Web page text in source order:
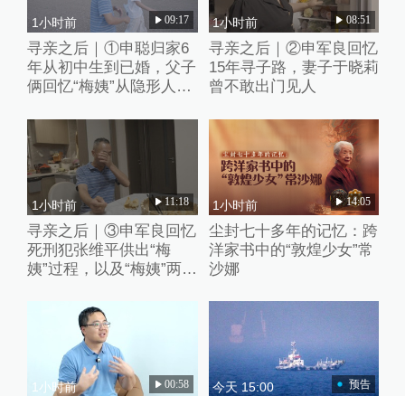
1小时前 09:17
寻亲之后｜①申聪归家6
年从初中生到已婚，父子
俩回忆“梅姨”从隐形人
1小时前 08:51
寻亲之后｜②申军良回忆
15年寻子路，妻子于晓莉
曾不敢出门见人
1小时前 11:18
寻亲之后｜③申军良回忆
死刑犯张维平供出“梅
姨”过程，以及“梅姨”两张
1小时前 14:05
尘封七十多年的记忆：跨
洋家书中的“敦煌少女”常
沙娜
1小时前 00:58 今天 15:00 预告